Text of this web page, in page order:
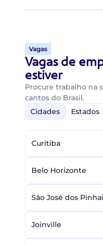
Vagas
Vagas de
estiver
Procure trabalho na
cantos do Brasil.
Cidades
Estados
Curitiba
Belo Horizonte
São José dos
Joinville